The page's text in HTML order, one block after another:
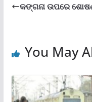
କଙ୍ଗନା ଉପରେ
You May